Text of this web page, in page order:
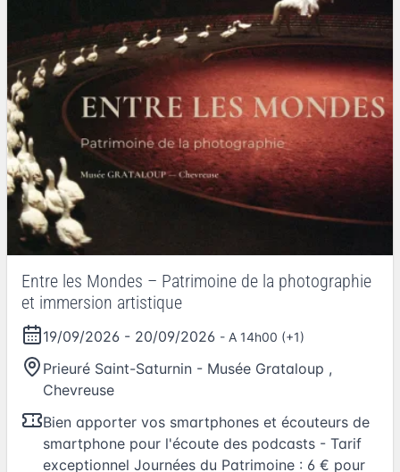
Entre les Mondes – Patrimoine de la photographie
et immersion artistique
19/09/2026 - 20/09/2026 - A 14h00 (+1)
Prieuré Saint-Saturnin - Musée Grataloup ,
Chevreuse
Bien apporter vos smartphones et écouteurs de
smartphone pour l'écoute des podcasts - Tarif
exceptionnel Journées du Patrimoine : 6 € pour